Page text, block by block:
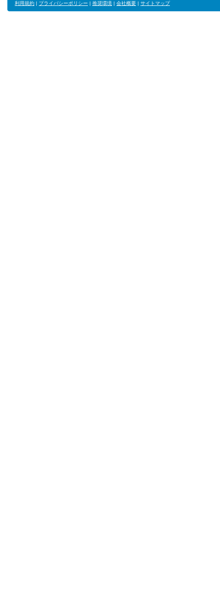
利用規約 | プライバシーポリシー | 推奨環境 | 会社概要 | サイトマップ